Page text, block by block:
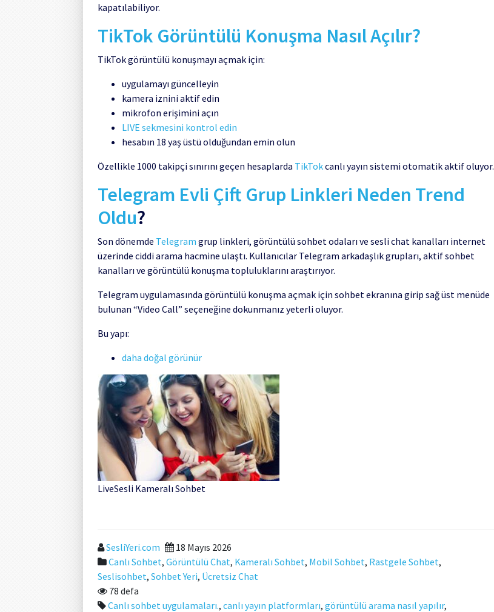
kapatılabiliyor.
TikTok Görüntülü Konuşma Nasıl Açılır?
TikTok görüntülü konuşmayı açmak için:
uygulamayı güncelleyin
kamera iznini aktif edin
mikrofon erişimini açın
LIVE sekmesini kontrol edin
hesabın 18 yaş üstü olduğundan emin olun
Özellikle 1000 takipçi sınırını geçen hesaplarda TikTokcanlı yayın sistemi otomatik aktif oluyor.
Telegram Evli Çift Grup Linkleri Neden Trend
Oldu?
Son dönemde Telegram grup linkleri, görüntülü sohbet odaları ve sesli chat kanalları internet
üzerinde ciddi arama hacmine ulaştı. Kullanıcılar Telegram arkadaşlık grupları, aktif sohbet
kanalları ve görüntülü konuşma topluluklarını araştırıyor.
Telegram uygulamasında görüntülü konuşma açmak için sohbet ekranına girip sağ üst menüde
bulunan “Video Call” seçeneğine dokunmanız yeterli oluyor.
Bu yapı:
daha doğal görünür
LiveSesli Kameralı Sohbet
SesliYeri.com
18 Mayıs 2026
Canlı Sohbet, Görüntülü Chat, Kameralı Sohbet, Mobil Sohbet, Rastgele Sohbet,
Seslisohbet, Sohbet Yeri, Ücretsiz Chat
78 defa
Canlı sohbet uygulamaları., canlı yayın platformları, görüntülü arama nasıl yapılır,